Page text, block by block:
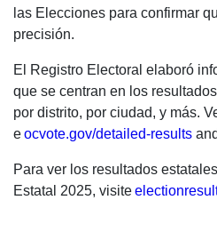
las Elecciones para confirmar
precisión.
El Registro Electoral elaboró
que se centran en los
por distrito, por ciudad, y más.
eocvote.gov/detailed-results and
Para ver los resultados
Estatal 2025, visite